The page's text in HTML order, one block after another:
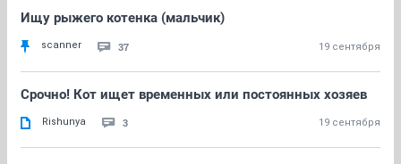
Ищу рыжего котенка (мальчик)
scanner 37 19 сентября
Срочно! Кот ищет временных или постоянных хозяев
Rishunya 3 19 сентября